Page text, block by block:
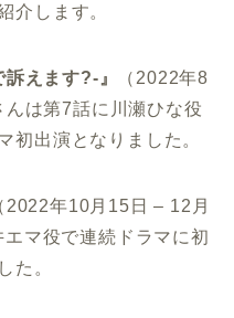
介します。
えます?-』
（2022年8
は第7話に川瀬ひな役
初出演となりました。
2022年10月15日 – 12月
マ役で連続ドラマに初
た。